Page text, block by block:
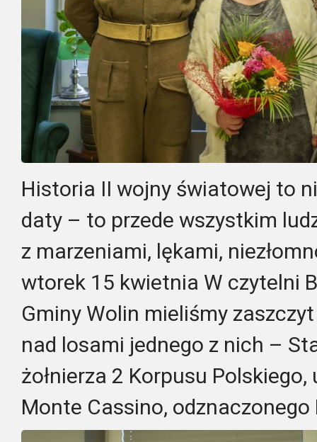
Historia II wojny światowej to
daty – to przede wszystkim
z marzeniami, lękami,
wtorek 15 kwietnia W czytelni
Gminy Wolin mieliśmy
nad losami jednego z nich –
żołnierza 2 Korpusu
Monte Cassino,